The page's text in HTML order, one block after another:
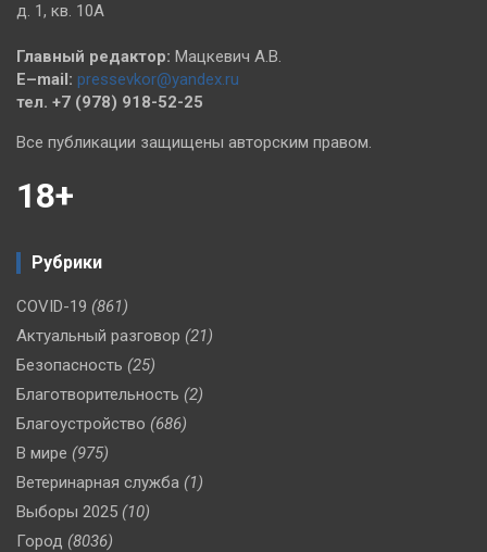
д. 1, кв. 10А
Главный редактор: Мацкевич А.В.
E–mail: pressevkor@yandex.ru
тел. +7 (978) 918-52-25
Все публикации защищены авторским правом.
18+
Рубрики
COVID-19 (861)
Актуальный разговор (21)
Безопасность (25)
Благотворительность (2)
Благоустройство (686)
В мире (975)
Ветеринарная служба (1)
Выборы 2025 (10)
Город (8036)